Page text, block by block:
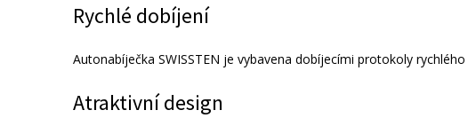
Rychlé dobíjení
Autonabíječka SWISSTEN je vybavena dobíjecími protokoly
Atraktivní design